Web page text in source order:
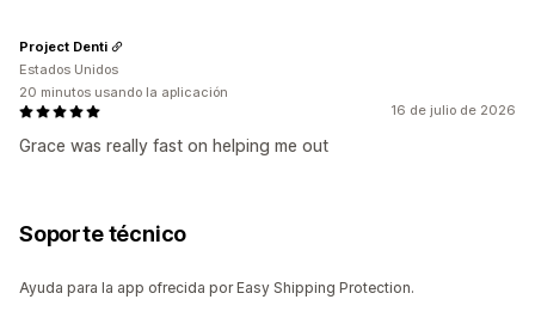
16 de julio de 2026
Grace was really fast on helping me out
Project Denti
Estados Unidos
20 minutos usando la aplicación
Soporte técnico
Ayuda para la app ofrecida por Easy Shipping Protection.